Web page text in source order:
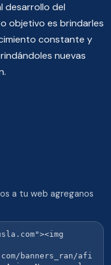
desarrollo del
objetivo es brindarles
constante y
nuevas
a tu web agreganos